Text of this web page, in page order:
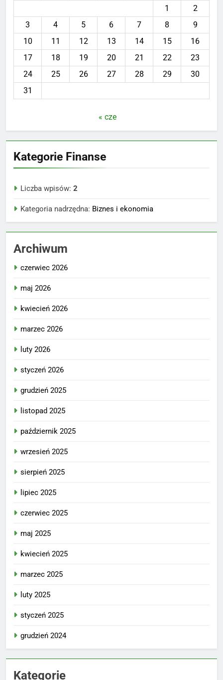
1
2
3
4 5 6 7 8
9
10
11 12 13 14 15
16
17
18 19 20 21 22
23
24
25 26 27 28 29
30
31
« cze
Kategorie Finanse
Liczba wpisów: 2
Kategoria nadrzędna: Biznes i ekonomia
Archiwum
czerwiec 2026
maj 2026
kwiecień 2026
marzec 2026
luty 2026
styczeń 2026
grudzień 2025
listopad 2025
październik 2025
wrzesień 2025
sierpień 2025
lipiec 2025
czerwiec 2025
maj 2025
kwiecień 2025
marzec 2025
luty 2025
styczeń 2025
grudzień 2024
Kategorie